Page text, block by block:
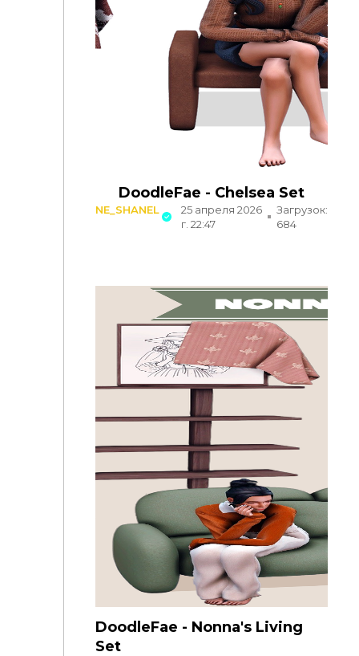
DoodleFae - Chelsea Set
NE_SHANEL
25 апреля 2026
г. 22:47
Загрузок:
684
DoodleFae - Nonna's Living
Set